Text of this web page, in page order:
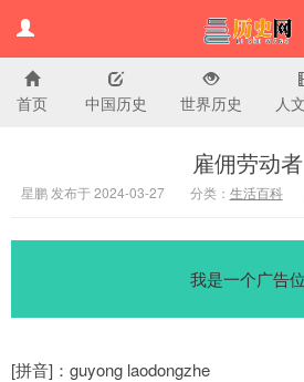
历史百科
首页 中国历史 世界历史 人
雇佣劳动者
星鹏 发布于 2024-03-27 分类： 生活百科
我是一个广告位
[拼音]：guyong laodongzhe